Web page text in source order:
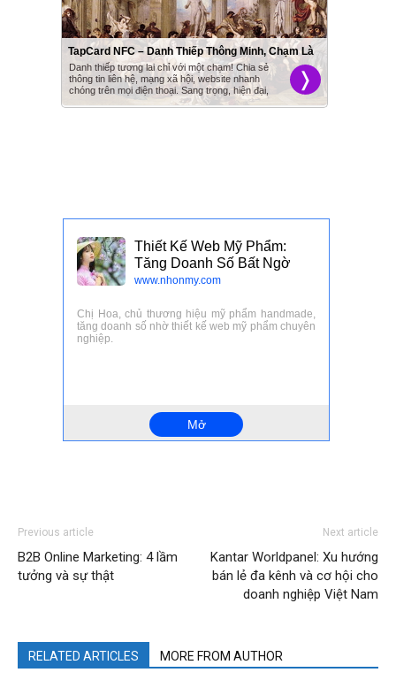
Previous article
B2B Online Marketing: 4 lầm
tưởng và sự thật
Next article
Kantar Worldpanel: Xu hướng
bán lẻ đa kênh và cơ hội cho
doanh nghiệp Việt Nam
RELATED ARTICLES MORE FROM AUTHOR